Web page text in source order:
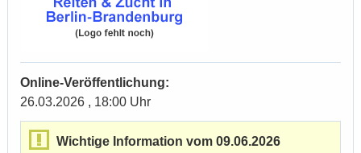
Online-Veröffentlichung:
26.03.2026 , 18:00 Uhr
Wichtige Information vom 09.06.2026